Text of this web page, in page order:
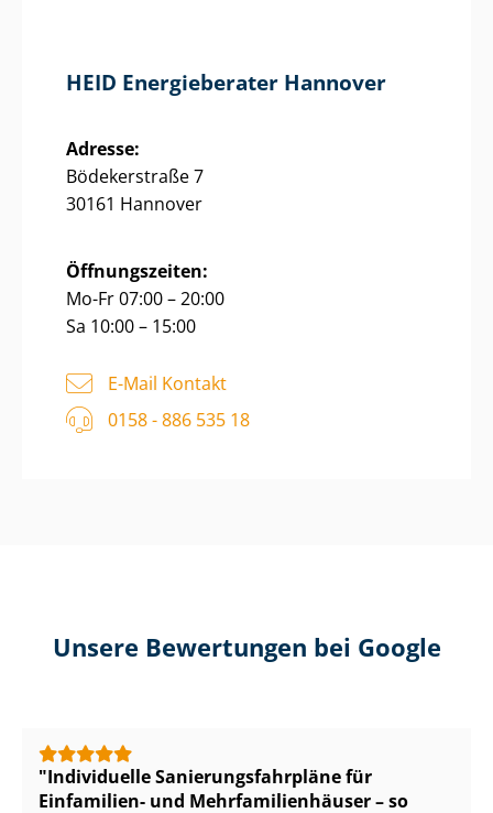
HEID Energieberater Hannover
Adresse:
Bödekerstraße 7
30161 Hannover
Öffnungszeiten:
Mo-Fr 07:00 – 20:00
Sa 10:00 – 15:00
E-Mail Kontakt
0158 - 886 535 18
Unsere Bewertungen bei Google
Individuelle Sa­nie­rungs­fahr­plä­ne für
Einfamilien- und Mehr­fa­mi­li­en­häu­ser – so